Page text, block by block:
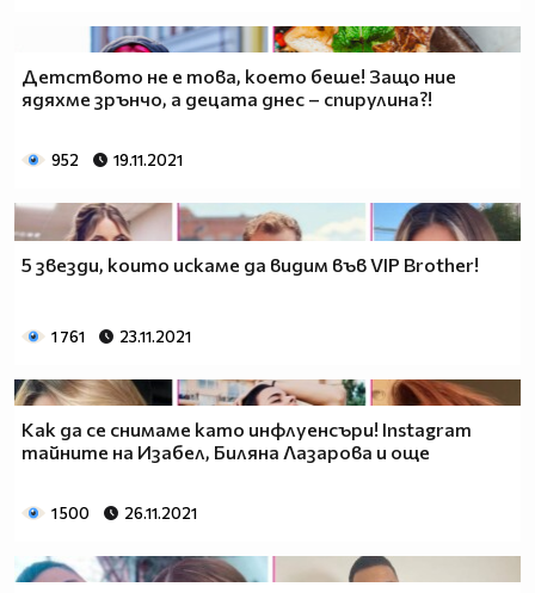
Детството не е това, което беше! Защо ние
ядяхме зрънчо, а децата днес – спирулина?!
952 19.11.2021
5 звезди, които искаме да видим във VIP Brother!
1 761 23.11.2021
Как да се снимаме като инфлуенсъри! Instagram
тайните на Изабел, Биляна Лазарова и още
1 500 26.11.2021